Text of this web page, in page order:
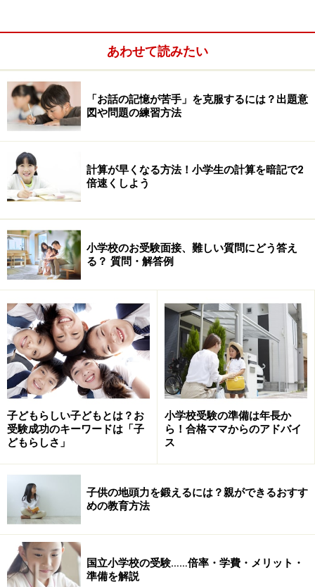
気にしなくても良いと思われます。
とはいうものの、面接であからさまに寄付を持ち出すよ
うな学校は、説明会でどんなに素晴らしい理念を掲げて
もその影は薄く、学校のイメージを損ねてしまいます。
生徒募集にも少なからず悪影響を受け、経営上も好まし
くないので、このようなやり方が主流となる心配はない
でしょう。
■H14年度家計における教育費用負担の実態調査
■教育投資はハイリスク？
※記事内容は執筆時点のものです。最新の内容をご確認くださ
い。
あわせて読みたい
「お話の記憶が苦手」を克服するには？出題意
図や問題の練習方法
計算が早くなる方法！小学生の計算を暗記で2
倍速くしよう
小学校のお受験面接、難しい質問にどう答え
る？ 質問・解答例
子どもらしい子どもとは？お
受験成功のキーワードは「子
どもらしさ」
小学校受験の準備は年長か
ら！合格ママからのアドバイ
ス
子供の地頭力を鍛えるには？親ができるおすす
めの教育方法
国立小学校の受験……倍率・学費・メリット・
準備を解説